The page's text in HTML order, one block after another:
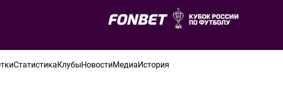
СтатистикаКлубыНовостиМедиаИстория